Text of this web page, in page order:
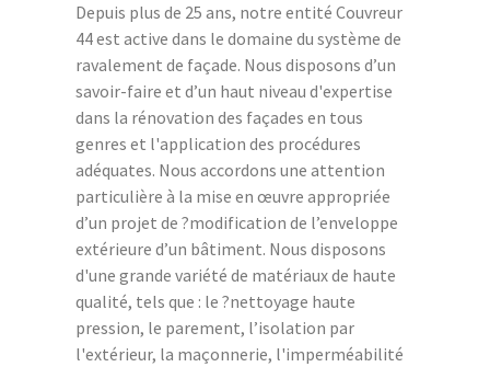
Depuis plus de 25 ans, notre entité Couvreur
44 est active dans le domaine du système de
ravalement de façade. Nous disposons d’un
savoir-faire et d’un haut niveau d'expertise
dans la rénovation des façades en tous
genres et l'application des procédures
adéquates. Nous accordons une attention
particulière à la mise en œuvre appropriée
d’un projet de ?modification de l’enveloppe
extérieure d’un bâtiment. Nous disposons
d'une grande variété de matériaux de haute
qualité, tels que : le ?nettoyage haute
pression, le parement, l’isolation par
l'extérieur, la maçonnerie, l'imperméabilité